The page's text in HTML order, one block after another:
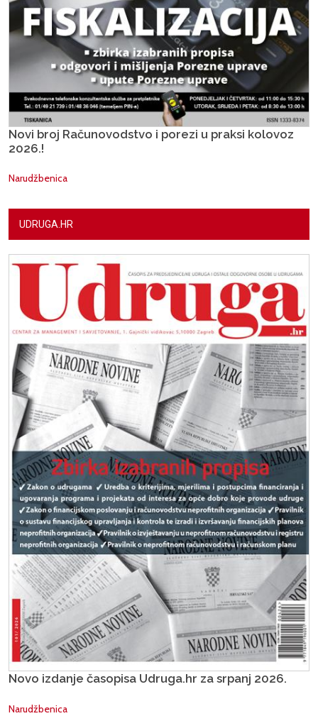
Novi broj Računovodstvo i porezi u praksi kolovoz
2026.!
Narudžbenica
UDRUGA.HR
Novo izdanje časopisa Udruga.hr za srpanj 2026.
Narudžbenica